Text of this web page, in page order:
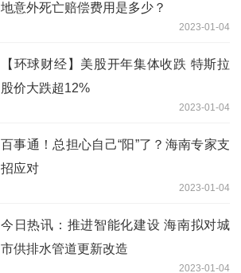
地意外死亡赔偿费用是多少？
2023-01-04
【环球财经】美股开年集体收跌 特斯拉
股价大跌超12%
2023-01-04
百事通！总担心自己“阳”了？海南专家支
招应对
2023-01-04
今日热讯：推进智能化建设 海南拟对城
市供排水管道更新改造
2023-01-04